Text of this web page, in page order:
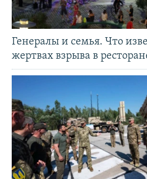
Генералы и семья. Что
жертвах взрыва в